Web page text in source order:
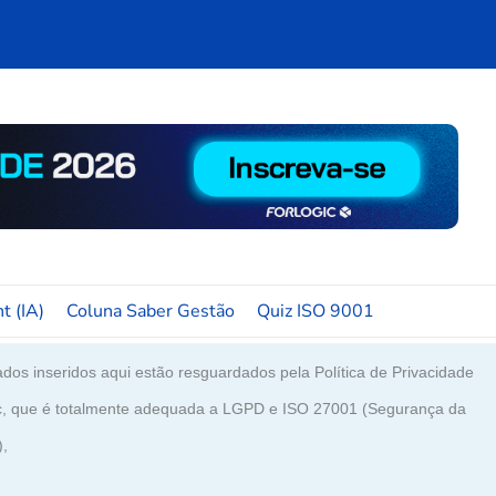
(IA) Coluna Saber Gestão Quiz ISO 9001
inseridos aqui estão resguardados pela Política de Privacidade
que é totalmente adequada a LGPD e ISO 27001 (Segurança da